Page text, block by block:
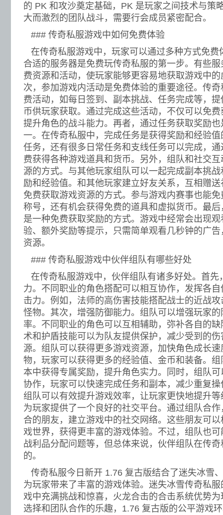
的 PK 和攻沙奠定基础，PK 是玩家之间技术与策
大而激烈的团队战斗，需要行会成员紧密配合。
### 传奇私服游戏中如何免费体验
在传奇私服游戏中，玩家可以通过多种方式免费
合适的服务器是免费玩传奇私服的第一步。有些
费资源和活动，使玩家能够更容易地获取游戏中
次，参加游戏内活动是免费体验的重要途径。传
费活动，如每日签到、副本挑战、任务完成等，
币供玩家获取。通过完成这些活动，不仅可以免
提升角色的战斗能力。再者，通过任务获取奖励
一。在传奇私服中，完成任务是获得奖励和经验
任务，还有很多日常任务和支线任务可以完成，
费获得各种游戏道具和货币。另外，组队和社交
源的方式。与其他玩家组队可以一起完成副本挑
励和经验值。和其他玩家建立好友关系，互相赠
免费获取游戏资源的方式。参与游戏内赛事也能
称号，还有机会获得免费的道具和虚拟货币。最
是一种免费获取奖励的方式。游戏中经常会出现
验、额外奖励等提示，只需简单观看几秒钟的广
资源。
### 传奇私服游戏中伙伴组队有哪些好处
在传奇私服游戏中，伙伴组队有诸多好处。首先
力。不同职业的角色搭配可以相互协作，发挥各
击力。例如，法师的高伤害技能搭配战士的近战
怪物。其次，增强防御能力。组队可以增强玩家
率。不同职业的角色可以互相辅助，弥补各自的
术和护盾技能可以为队友提供保护，减少受到的
源。组队可以获得更多游戏资源，加快角色成长
物，玩家可以获得更多的经验值、金币和装备。
本中获得专属奖励，提升角色实力。同时，组队
协作，玩家可以快速完成任务和副本，减少重复
组队可以有效提升游戏效率，让玩家更快地提升
为玩家提供了一个良好的社交平台。通过组队合
合的朋友，建立游戏中的社交网络。这些朋友可
戏世界，获得更丰富的游戏体验。不过，组队也
战利品分配问题等，但总体来说，伙伴组队在传
的。
传奇私服今日新开 1.76 复古版结合了迷失冰雪
为玩家带来了丰富的游戏体验。迷失冰雪传奇私
戏中充满挑战和惊喜，火龙合击的合击系统优势
选择和团队合作的乐趣，1.76 复古版的公平游戏